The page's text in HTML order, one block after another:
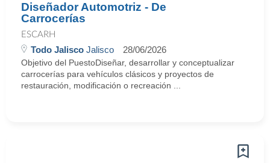
Diseñador Automotriz - De
Carrocerías
ESCARH
Todo Jalisco Jalisco 28/06/2026
Objetivo del PuestoDiseñar, desarrollar y conceptualizar
carrocerías para vehículos clásicos y proyectos de
restauración, modificación o recreación ...